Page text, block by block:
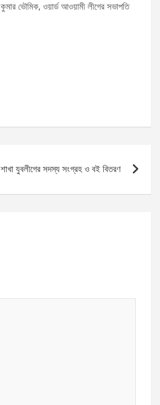
ভৌমিক, ওয়ার্ড আওয়ামী লীগের সভাপতি
যুবলীগের সদস্য সংগ্রহ ও বই বিতরণ